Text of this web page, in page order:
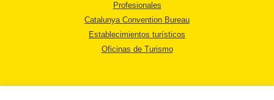
Profesionales
Catalunya Convention Bureau
Establecimientos turísticos
Oficinas de Turismo